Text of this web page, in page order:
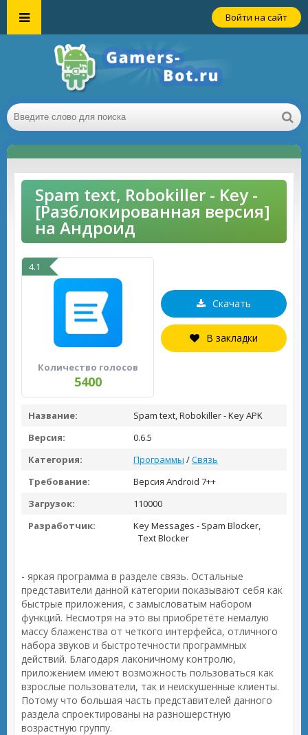
Войти на сайт
Spam text, Robokiller - Key -
[Разблокированная версия]
на Андроид
4.1
Количество голосов
5400
Скачать
В закладки
Название:
Spam text, Robokiller - Key APK
Версия:
0.6.5
Категория:
Программы /Связь
Требование:
Версия Android 7++
Загрузок:
110000
Разработчик:
Key Messages - Spam Blocker,
Text Blocker
- яркая программа в разделе связь. Остальные
представители данной категории показывают себя как
быстрые приложения, с замысловатым набором
функций. Несмотря на это вы приобретёте немалую
массу блаженства от четкого интерфейса, отличного
набора звуков и быстротечности программных
действий. Благодаря лаконичному контролю,
приложением имеют возможность пользоваться как
взрослые пользователи, так и неискушенные клиенты.
Потому что большая часть представителей данного
раздела спроектированы на разношерстную
возрастную группу.